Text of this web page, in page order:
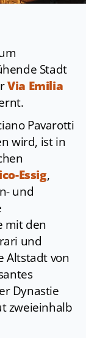
Stadt
Via Emilia
Pavarotti
wird, ist in
Essig,
und
mit den
und
Altstadt von
Dynastie
zweieinhalb